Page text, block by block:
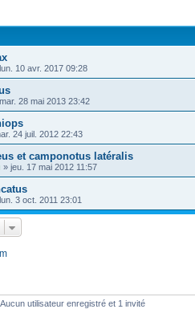
lun. 10 avr. 2017 09:28
mar. 28 mai 2013 23:42
24 juil. 2012 22:43
et camponotus latéralis
» jeu. 17 mai 2012 11:57
lun. 3 oct. 2011 23:01
utilisateur enregistré et 1 invité